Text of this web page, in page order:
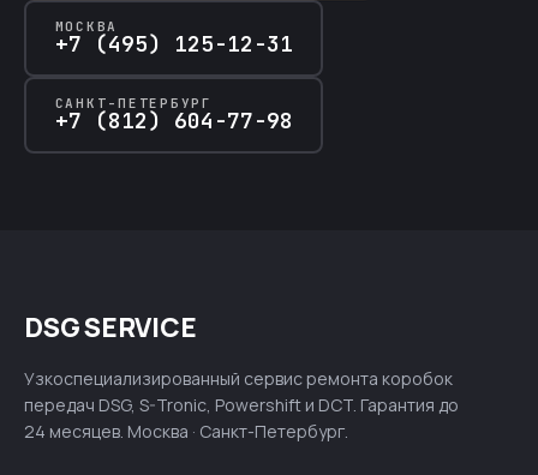
МОСКВА
+7 (495) 125-12-31
САНКТ-ПЕТЕРБУРГ
+7 (812) 604-77-98
DSG SERVICE
Узкоспециализированный сервис ремонта коробок
передач DSG, S-Tronic, Powershift и DCT. Гарантия до
24 месяцев. Москва · Санкт-Петербург.